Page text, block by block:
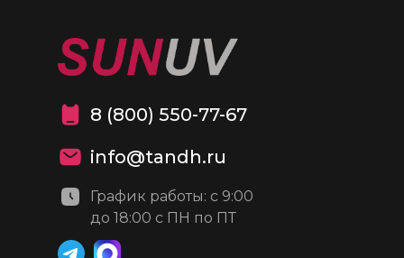
8 (800) 550-77-67
info@tandh.ru
График работы: с 9:00
до 18:00 с ПН по ПТ